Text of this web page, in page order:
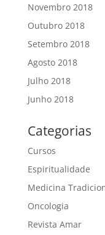
Novembro 2018
Outubro 2018
Setembro 2018
Agosto 2018
Julho 2018
Junho 2018
Categorias
Cursos
Espiritualidade
Medicina
Oncologia
Revista Amar